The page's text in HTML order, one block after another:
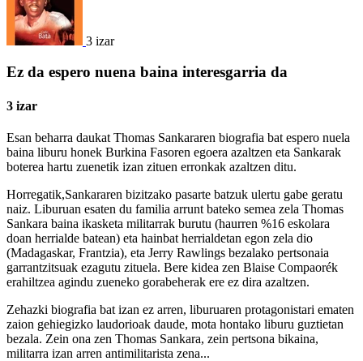
3 izar
Ez da espero nuena baina interesgarria da
3 izar
Esan beharra daukat Thomas Sankararen biografia bat espero nuela
baina liburu honek Burkina Fasoren egoera azaltzen eta Sankarak
boterea hartu zuenetik izan zituen erronkak azaltzen ditu.
Horregatik,Sankararen bizitzako pasarte batzuk ulertu gabe geratu
naiz. Liburuan esaten du familia arrunt bateko semea zela Thomas
Sankara baina ikasketa militarrak burutu (haurren %16 eskolara
doan herrialde batean) eta hainbat herrialdetan egon zela dio
(Madagaskar, Frantzia), eta Jerry Rawlings bezalako pertsonaia
garrantzitsuak ezagutu zituela. Bere kidea zen Blaise Compaorék
erahiltzea agindu zueneko gorabeherak ere ez dira azaltzen.
Zehazki biografia bat izan ez arren, liburuaren protagonistari ematen
zaion gehiegizko laudorioak daude, mota hontako liburu guztietan
bezala. Zein ona zen Thomas Sankara, zein pertsona bikaina,
militarra izan arren antimilitarista zena...